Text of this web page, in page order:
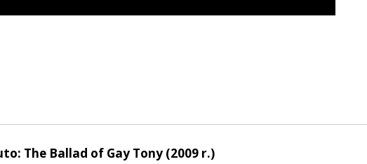
The Ballad of Gay Tony (2009 r.)